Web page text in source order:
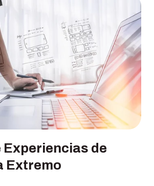
Experiencias de
Extremo